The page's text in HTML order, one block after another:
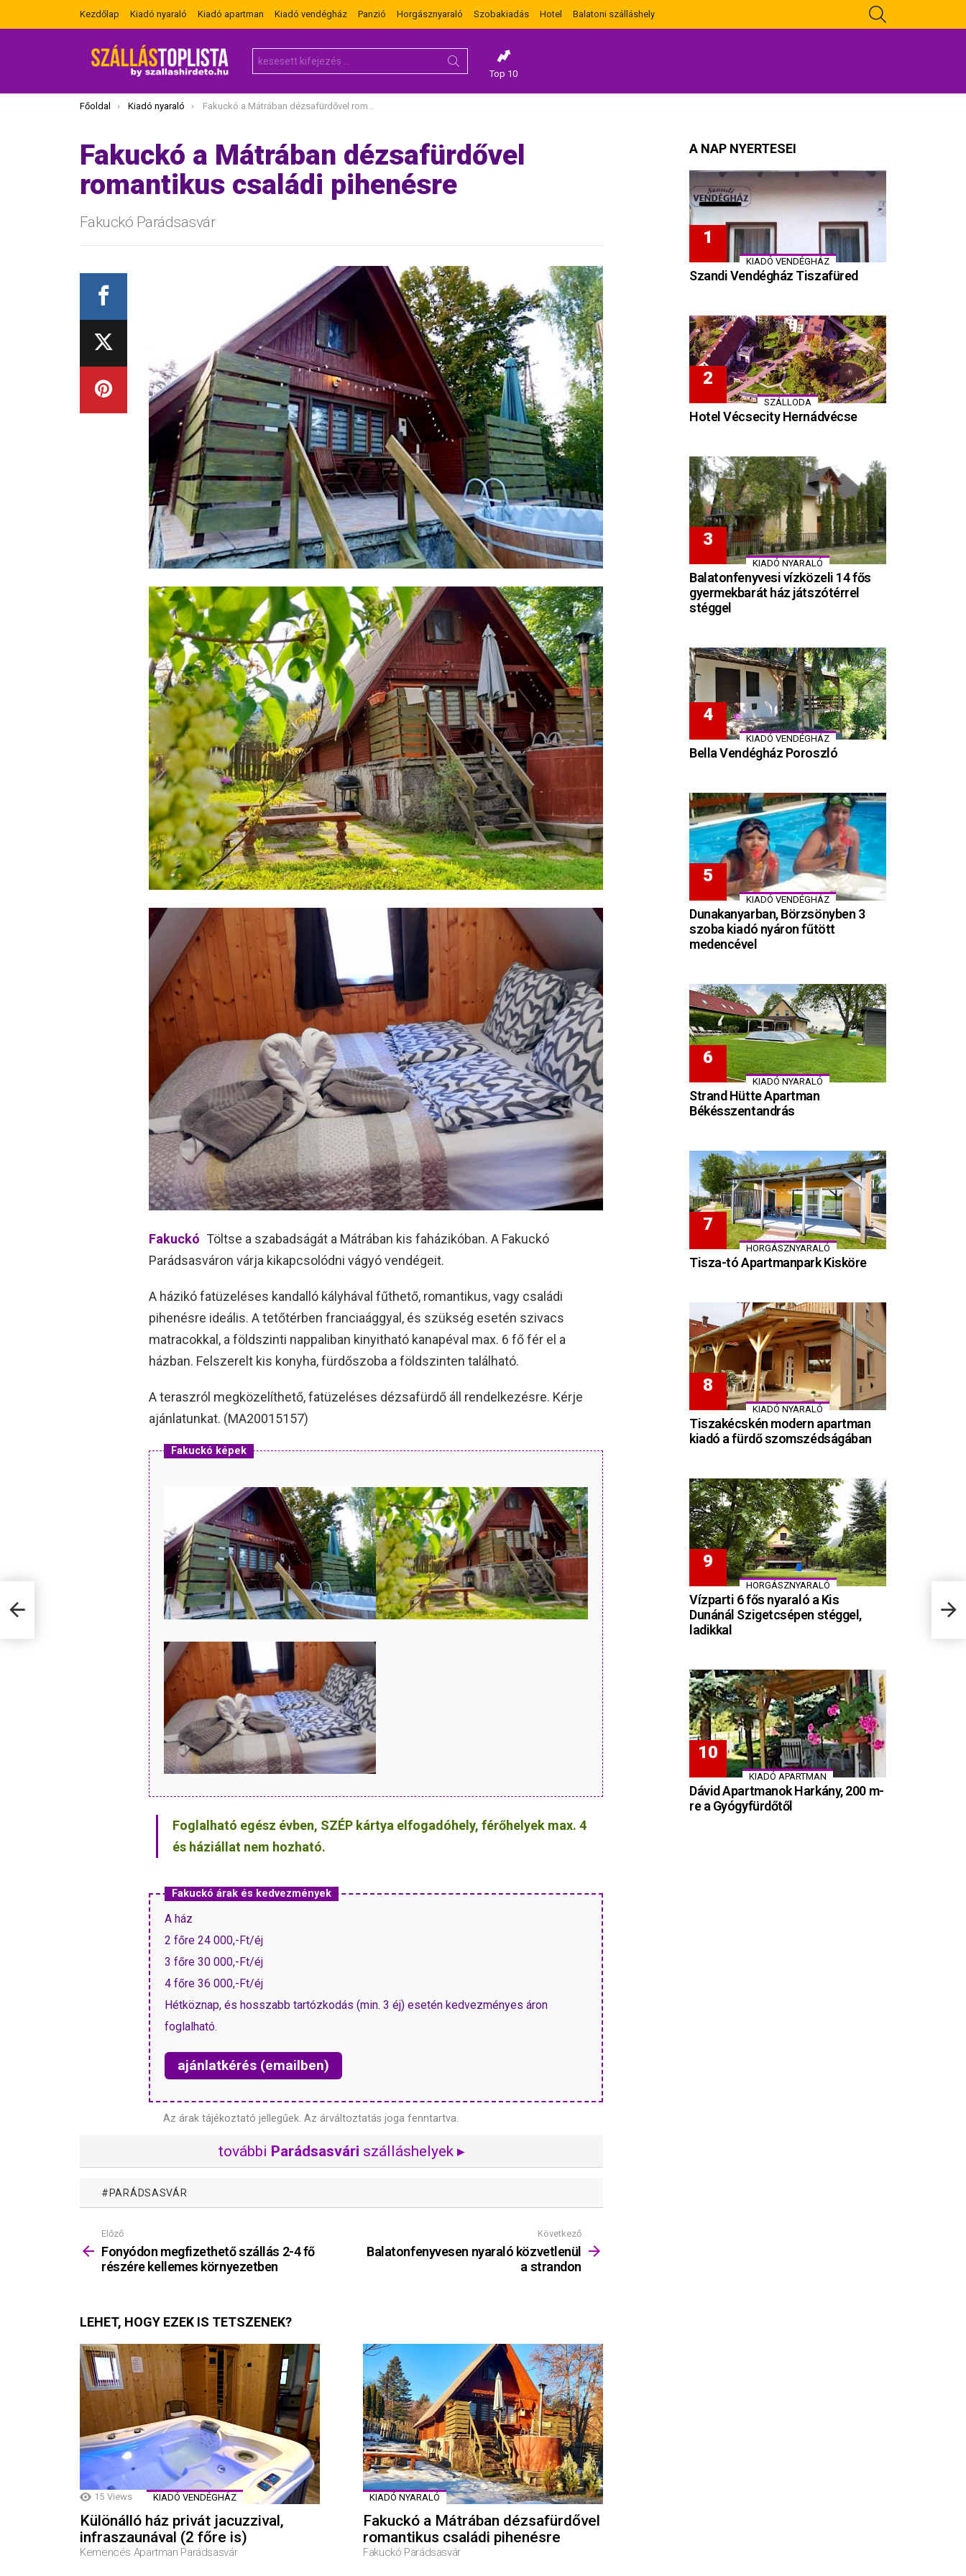
Kezdőlap Kiadó nyaraló Kiadó apartman Kiadó vendégház Panzió Horgásznyaraló Szobakiadás Hotel Balatoni szálláshely
for:
Top 10
Itt vagy most:
Főoldal Kiadó nyaraló Fakuckó a Mátrában dézsafürdővel romantikus családi pihenésre
Fakuckó a Mátrában dézsafürdővel
romantikus családi pihenésre
Fakuckó Parádsasvár
Fakuckó Töltse a szabadságát a Mátrában kis faházikóban. A Fakuckó
Parádsasváron várja kikapcsolódni vágyó vendégeit.
A házikó fatüzeléses kandalló kályhával fűthető, romantikus, vagy családi
pihenésre ideális. A tetőtérben franciaággyal, és szükség esetén szivacs
matracokkal, a földszinti nappaliban kinyitható kanapéval max. 6 fő fér el a
házban. Felszerelt kis konyha, fürdőszoba a földszinten található.
A teraszról megközelíthető, fatüzeléses dézsafürdő áll rendelkezésre. Kérje
ajánlatunkat. (MA20015157)
Fakuckó képek
Foglalható egész évben, SZÉP kártya elfogadóhely, férőhelyek max. 4
és háziállat nem hozható.
Fakuckó árak és kedvezmények
A ház
2 főre 24 000,-Ft/éj
3 főre 30 000,-Ft/éj
4 főre 36 000,-Ft/éj
Hétköznap, és hosszabb tartózkodás (min. 3 éj) esetén kedvezményes áron
foglalható.
ajánlatkérés (emailben)
Az árak tájékoztató jellegűek. Az árváltoztatás joga fenntartva.
további Parádsasvári szálláshelyek ▸
PARÁDSASVÁR
Mutass
többet
Előző
Fonyódon megfizethető szállás 2-4 fő
részére kellemes környezetben
Következő
Balatonfenyvesen nyaraló közvetlenül
a strandon
LEHET, HOGY EZEK IS TETSZENEK?
15 Views KIADÓ VENDÉGHÁZ
Különálló ház privát jacuzzival,
infraszaunával (2 főre is)
Kemencés Apartman Parádsasvár
KIADÓ NYARALÓ
Fakuckó a Mátrában dézsafürdővel
romantikus családi pihenésre
Fakuckó Parádsasvár
A NAP NYERTESEI
KIADÓ VENDÉGHÁZ
Szandi Vendégház Tiszafüred
SZÁLLODA
Hotel Vécsecity Hernádvécse
KIADÓ NYARALÓ
Balatonfenyvesi vízközeli 14 fős
gyermekbarát ház játszótérrel
stéggel
KIADÓ VENDÉGHÁZ
Bella Vendégház Poroszló
KIADÓ VENDÉGHÁZ
Dunakanyarban, Börzsönyben 3
szoba kiadó nyáron fűtött
medencével
KIADÓ NYARALÓ
Strand Hütte Apartman
Békésszentandrás
HORGÁSZNYARALÓ
Tisza-tó Apartmanpark Kisköre
KIADÓ NYARALÓ
Tiszakécskén modern apartman
kiadó a fürdő szomszédságában
HORGÁSZNYARALÓ
Vízparti 6 fős nyaraló a Kis
Dunánál Szigetcsépen stéggel,
ladikkal
KIADÓ APARTMAN
Dávid Apartmanok Harkány, 200 m-
re a Gyógyfürdőtől